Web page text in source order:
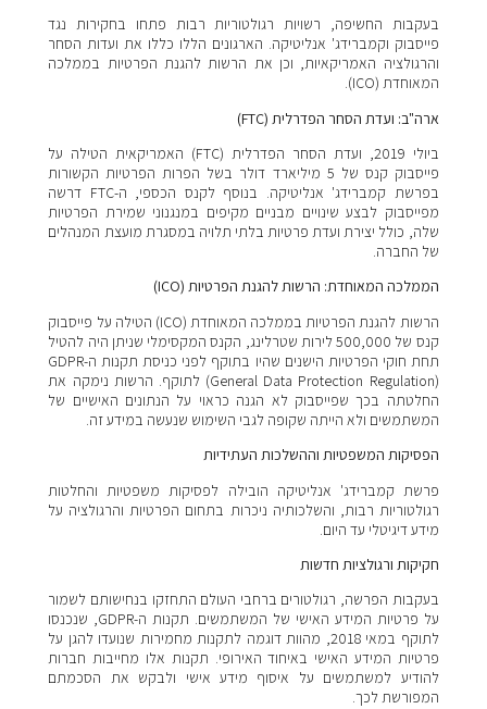
בעקבות החשיפה, רשויות רגולטוריות רבות פתחו בחקירות נגד
פייסבוק וקמברידג' אנליטיקה. הארגונים הללו כללו את ועדות הסחר
והרגולציה האמריקאיות, וכן את הרשות להגנת הפרטיות בממלכה
המאוחדת (ICO).
ארה"ב: ועדת הסחר הפדרלית (FTC)
ביולי 2019, ועדת הסחר הפדרלית (FTC) האמריקאית הטילה על
פייסבוק קנס של 5 מיליארד דולר בשל הפרות הפרטיות הקשורות
בפרשת קמברידג' אנליטיקה. בנוסף לקנס הכספי, ה-FTC דרשה
מפייסבוק לבצע שינויים מבניים מקיפים במנגנוני שמירת הפרטיות
שלה, כולל יצירת ועדת פרטיות בלתי תלויה במסגרת מועצת המנהלים
של החברה.
הממלכה המאוחדת: הרשות להגנת הפרטיות (ICO)
הרשות להגנת הפרטיות בממלכה המאוחדת (ICO) הטילה על פייסבוק
קנס של 500,000 לירות שטרלינג, הקנס המקסימלי שניתן היה להטיל
תחת חוקי הפרטיות הישנים שהיו בתוקף לפני כניסת תקנות ה-GDPR
(General Data Protection Regulation) לתוקף. הרשות נימקה את
החלטתה בכך שפייסבוק לא הגנה כראוי על הנתונים האישיים של
המשתמשים ולא הייתה שקופה לגבי השימוש שנעשה במידע זה.
הפסיקות המשפטיות וההשלכות העתידיות
פרשת קמברידג' אנליטיקה הובילה לפסיקות משפטיות והחלטות
רגולטוריות רבות, והשלכותיה ניכרות בתחום הפרטיות והרגולציה על
מידע דיגיטלי עד היום.
חקיקות ורגולציות חדשות
בעקבות הפרשה, רגולטורים ברחבי העולם התחזקו בנחישותם לשמור
על פרטיות המידע האישי של המשתמשים. תקנות ה-GDPR, שנכנסו
לתוקף במאי 2018, מהוות דוגמה לתקנות מחמירות שנועדו להגן על
פרטיות המידע האישי באיחוד האירופי. תקנות אלו מחייבות חברות
להודיע למשתמשים על איסוף מידע אישי ולבקש את הסכמתם
המפורשת לכך.